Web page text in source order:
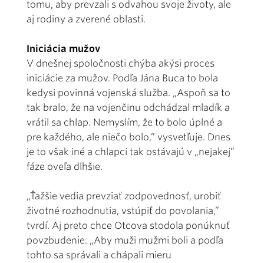
tomu, aby prevzali s odvahou svoje životy, ale
aj rodiny a zverené oblasti.
Iniciácia mužov
V dnešnej spoločnosti chýba akýsi proces
iniciácie za mužov. Podľa Jána Buca to bola
kedysi povinná vojenská služba. „Aspoň sa to
tak bralo, že na vojenčinu odchádzal mladík a
vrátil sa chlap. Nemyslím, že to bolo úplné a
pre každého, ale niečo bolo,” vysvetľuje. Dnes
je to však iné a chlapci tak ostávajú v „nejakej”
fáze oveľa dlhšie.
„Ťažšie vedia prevziať zodpovednosť, urobiť
životné rozhodnutia, vstúpiť do povolania,”
tvrdí. Aj preto chce Otcova stodola ponúknuť
povzbudenie. „Aby muži mužmi boli a podľa
tohto sa správali a chápali mieru